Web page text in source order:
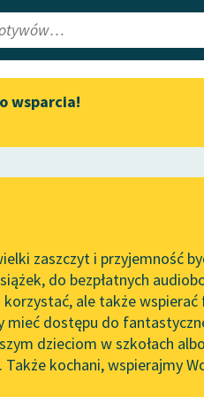
Alicja Horn” do
skandynawskiej
z Katarzyną Tunkiel
lata temu zmarł Joseph
API
wsparcia!
zaszczyt i przyjemność
do bezpłatnych
ale także
mieć dostępu do
dzieciom w szkołach
kochani, wspierajmy
i